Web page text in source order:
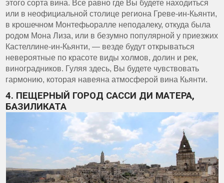
этого сорта вина. Все равно где Вы будете находиться
или в неофициальной столице региона Греве-ин-Кьянти,
в крошечном Монтефьоралле неподалеку, откуда была
родом Мона Лиза, или в безумно популярной у приезжих
Кастеллине-ин-Кьянти, — везде будут открываться
невероятные по красоте виды холмов, долин и рек,
виноградников. Гуляя здесь, Вы будете чувствовать
гармонию, которая навеяна атмосферой вина Кьянти.
4. ПЕЩЕРНЫЙ ГОРОД САССИ ДИ МАТЕРА,
БАЗИЛИКАТА